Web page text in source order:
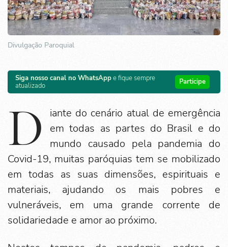
Divulgação Paroquial
Siga nosso canal no WhatsAppe fique sempre
atualizado
Participe
D
iante do cenário atual de emergência
em todas as partes do Brasil e do
mundo causado pela pandemia do
Covid-19, muitas paróquias tem se mobilizado
em todas as suas dimensões, espirituais e
materiais, ajudando os mais pobres e
vulneráveis, em uma grande corrente de
solidariedade e amor ao próximo.